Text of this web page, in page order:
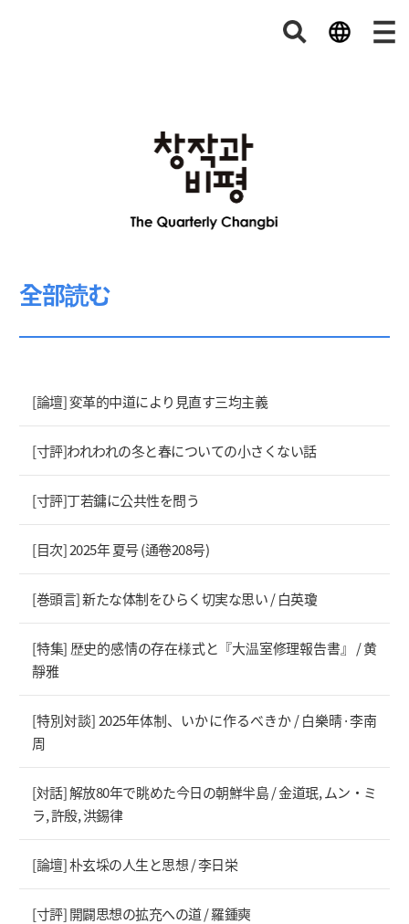
全部読む
[論壇] 変革的中道により見直す三均主義
[寸評]われわれの冬と春についての小さくない話
[寸評]丁若鏞に公共性を問う
[目次] 2025年 夏号 (通卷208号)
[巻頭言] 新たな体制をひらく切実な思い / 白英瓊
[特集] 歴史的感情の存在様式と『大温室修理報告書』 / 黄
靜雅
[特別対談] 2025年体制、いかに作るべきか / 白樂晴·李南
周
[対話] 解放80年で眺めた今日の朝鮮半島 / 金道珉, ムン・ミ
ラ, 許殷, 洪錫律
[論壇] 朴玄埰の人生と思想 / 李日栄
[寸評] 開闢思想の拡充への道 / 羅鍾奭